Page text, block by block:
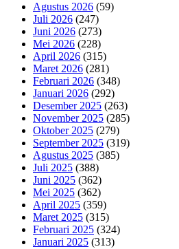
Agustus 2026 (59)
Juli 2026 (247)
Juni 2026 (273)
Mei 2026 (228)
April 2026 (315)
Maret 2026 (281)
Februari 2026 (348)
Januari 2026 (292)
Desember 2025 (263)
November 2025 (285)
Oktober 2025 (279)
September 2025 (319)
Agustus 2025 (385)
Juli 2025 (388)
Juni 2025 (362)
Mei 2025 (362)
April 2025 (359)
Maret 2025 (315)
Februari 2025 (324)
Januari 2025 (313)